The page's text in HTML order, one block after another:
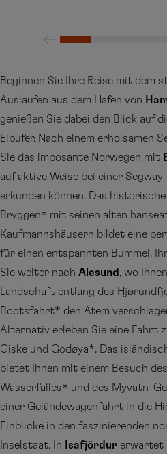
Beginnen Sie Ihre Reise mit dem
Auslaufen aus dem Hafen von
genießen Sie dabei den Blick auf
Elbufer. Nach einem erholsamen
Sie das imposante Norwegen mit
auf aktive Weise bei einer
erkunden können. Das historische
Bryggen* mit seinen alten
Kaufmannshäusern bildet eine
für einen entspannten Bummel.
Sie weiter nach Alesund , wo
Landschaft entlang des
Bootsfahrt* den Atem
Alternativ erleben Sie eine Fahrt
Giske und Godøya*. Das
bietet Ihnen mit einem Besuch
Wasserfalles* und des Myvatn-
einer Geländewagenfahrt in die
Einblicke in den faszinierenden
Inselstaat. In
Isafjördur erwartet